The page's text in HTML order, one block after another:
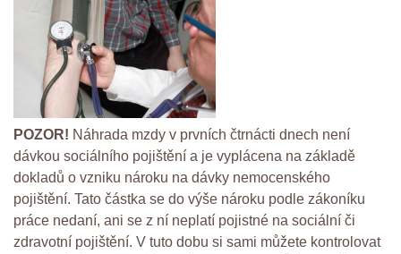
POZOR! Náhrada mzdy v prvních čtrnácti dnech není
dávkou sociálního pojištění a je vyplácena na základě
dokladů o vzniku nároku na dávky nemocenského
pojištění. Tato částka se do výše nároku podle zákoníku
práce nedaní, ani se z ní neplatí pojistné na sociální či
zdravotní pojištění. V tuto dobu si sami můžete kontrolovat